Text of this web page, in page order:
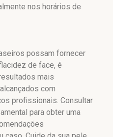
nos horários de
possam fornecer
de face, é
mais
com
profissionais. Consultar
para obter uma